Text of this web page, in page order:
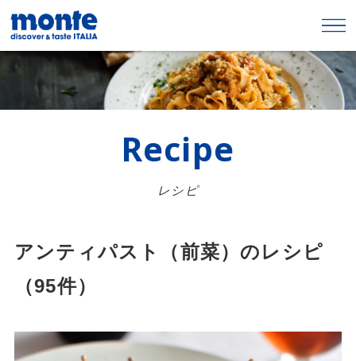
Recipe
レシピ
アンティパスト（前菜）のレシピ
（95件）